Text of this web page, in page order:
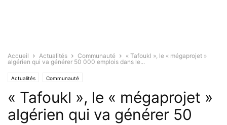
Accueil Actualités Communauté
« Tafoukl », le « mégaprojet »
algérien qui va générer 50 000 emplois dans le...
Actualités Communauté
« Tafoukl », le « mégaprojet »
algérien qui va générer 50